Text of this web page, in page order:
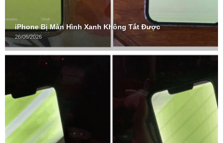
iPhone Bị Màn Hình Xanh Không Tắt Được
26/06/2026